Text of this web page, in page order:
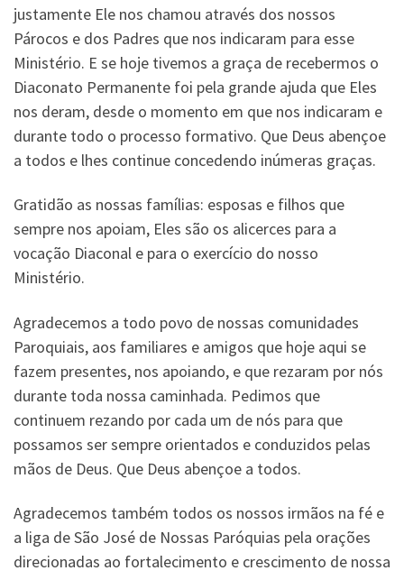
justamente Ele nos chamou através dos nossos
Párocos e dos Padres que nos indicaram para esse
Ministério. E se hoje tivemos a graça de recebermos o
Diaconato Permanente foi pela grande ajuda que Eles
nos deram, desde o momento em que nos indicaram e
durante todo o processo formativo. Que Deus abençoe
a todos e lhes continue concedendo inúmeras graças.
Gratidão as nossas famílias: esposas e filhos que
sempre nos apoiam, Eles são os alicerces para a
vocação Diaconal e para o exercício do nosso
Ministério.
Agradecemos a todo povo de nossas comunidades
Paroquiais, aos familiares e amigos que hoje aqui se
fazem presentes, nos apoiando, e que rezaram por nós
durante toda nossa caminhada. Pedimos que
continuem rezando por cada um de nós para que
possamos ser sempre orientados e conduzidos pelas
mãos de Deus. Que Deus abençoe a todos.
Agradecemos também todos os nossos irmãos na fé e
a liga de São José de Nossas Paróquias pela orações
direcionadas ao fortalecimento e crescimento de nossa